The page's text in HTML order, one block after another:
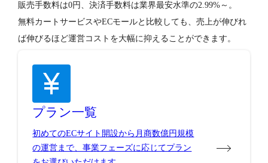
販売手数料は0円、決済手数料は業界最安水準の2.99%～。
無料カートサービスやECモールと比較しても、売上が伸びれ
ば伸びるほど運営コストを大幅に抑えることができます。
プラン一覧
初めてのECサイト開設から月商数億円規模
の運営まで、事業フェーズに応じてプラン